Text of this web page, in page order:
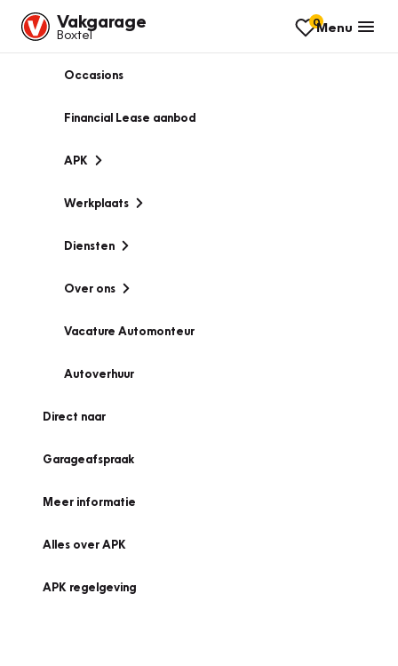
Vakgarage
Boxtel
0Menu
Occasions
Financial Lease aanbod
APK
Werkplaats
Diensten
Over ons
Vacature Automonteur
Autoverhuur
Direct naar
Garageafspraak
Meer informatie
Alles over APK
APK regelgeving